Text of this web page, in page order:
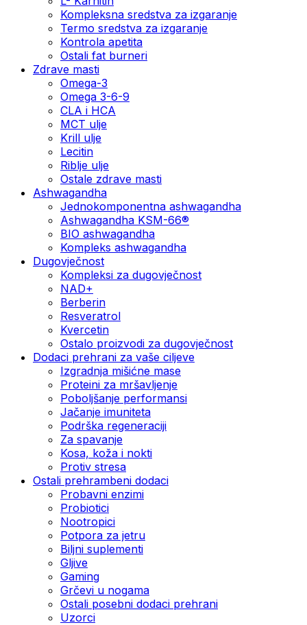
Kompleksna sredstva za izgaranje
Termo sredstva za izgaranje
Kontrola apetita
Ostali fat burneri
Zdrave masti
Omega-3
Omega 3-6-9
CLA i HCA
MCT ulje
Krill ulje
Lecitin
Riblje ulje
Ostale zdrave masti
Ashwagandha
Jednokomponentna ashwagandha
Ashwagandha KSM-66®
BIO ashwagandha
Kompleks ashwagandha
Dugovječnost
Kompleksi za dugovječnost
NAD+
Berberin
Resveratrol
Kvercetin
Ostalo proizvodi za dugovječnost
Dodaci prehrani za vaše ciljeve
Izgradnja mišićne mase
Proteini za mršavljenje
Poboljšanje performansi
Jačanje imuniteta
Podrška regeneraciji
Za spavanje
Kosa, koža i nokti
Protiv stresa
Ostali prehrambeni dodaci
Probavni enzimi
Probiotici
Nootropici
Potpora za jetru
Biljni suplementi
Gljive
Gaming
Grčevi u nogama
Ostali posebni dodaci prehrani
Uzorci